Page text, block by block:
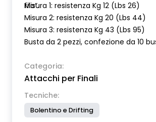
filo”.
Misura 1: resistenza Kg 12 (Lbs 26)
Misura 2: resistenza Kg 20 (Lbs 44)
Misura 3: resistenza Kg 43 (Lbs 95)
Busta da 2 pezzi, confezione da 10
Categoria:
Attacchi per Finali
Tecniche:
Bolentino e Drifting